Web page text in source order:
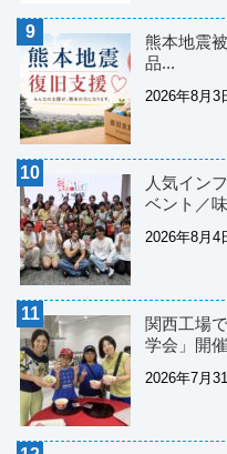
熊本地震
品...
2026年8月3
人気イン
ベント／
2026年8月4
関西工場
学会」開
2026年7月